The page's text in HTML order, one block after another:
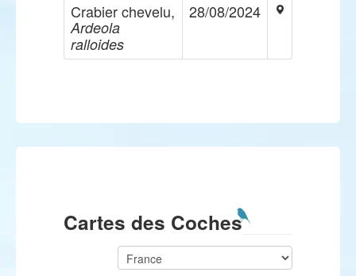
Crabier chevelu,
Ardeola
ralloides
28/08/2024
Cartes des Coches